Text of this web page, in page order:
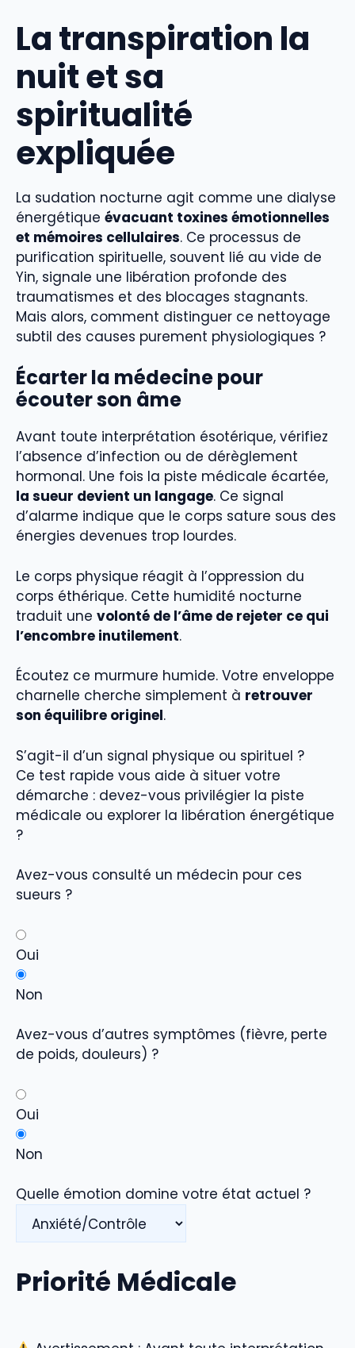
La transpiration la
nuit et sa
spiritualité
expliquée
La sudation nocturne agit comme une dialyse
énergétique évacuant toxines émotionnelles
et mémoires cellulaires. Ce processus de
purification spirituelle, souvent lié au vide de
Yin, signale une libération profonde des
traumatismes et des blocages stagnants.
Mais alors, comment distinguer ce nettoyage
subtil des causes purement physiologiques ?
Écarter la médecine pour
écouter son âme
Avant toute interprétation ésotérique, vérifiez
l’absence d’infection ou de dérèglement
hormonal. Une fois la piste médicale écartée,
la sueur devient un langage. Ce signal
d’alarme indique que le corps sature sous des
énergies devenues trop lourdes.
Le corps physique réagit à l’oppression du
corps éthérique. Cette humidité nocturne
traduit une volonté de l’âme de rejeter ce qui
l’encombre inutilement.
Écoutez ce murmure humide. Votre enveloppe
charnelle cherche simplement à retrouver
son équilibre originel.
S’agit-il d’un signal physique ou spirituel ?
Ce test rapide vous aide à situer votre
démarche : devez-vous privilégier la piste
médicale ou explorer la libération énergétique
?
Avez-vous consulté un médecin pour ces
sueurs ?
Oui
Non
Avez-vous d’autres symptômes (fièvre, perte
de poids, douleurs) ?
Oui
Non
Quelle émotion domine votre état actuel ?
Priorité Médicale